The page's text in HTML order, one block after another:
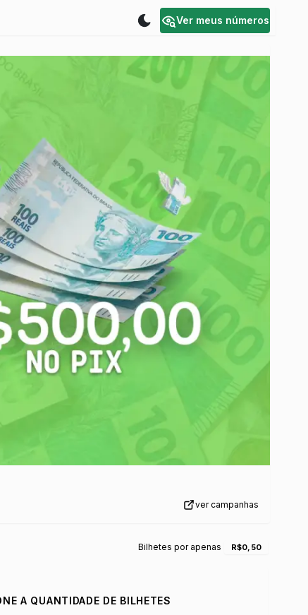
Ver meus números
ver campanhas
Bilhetes por apenas R$0,50
A QUANTIDADE DE BILHETES